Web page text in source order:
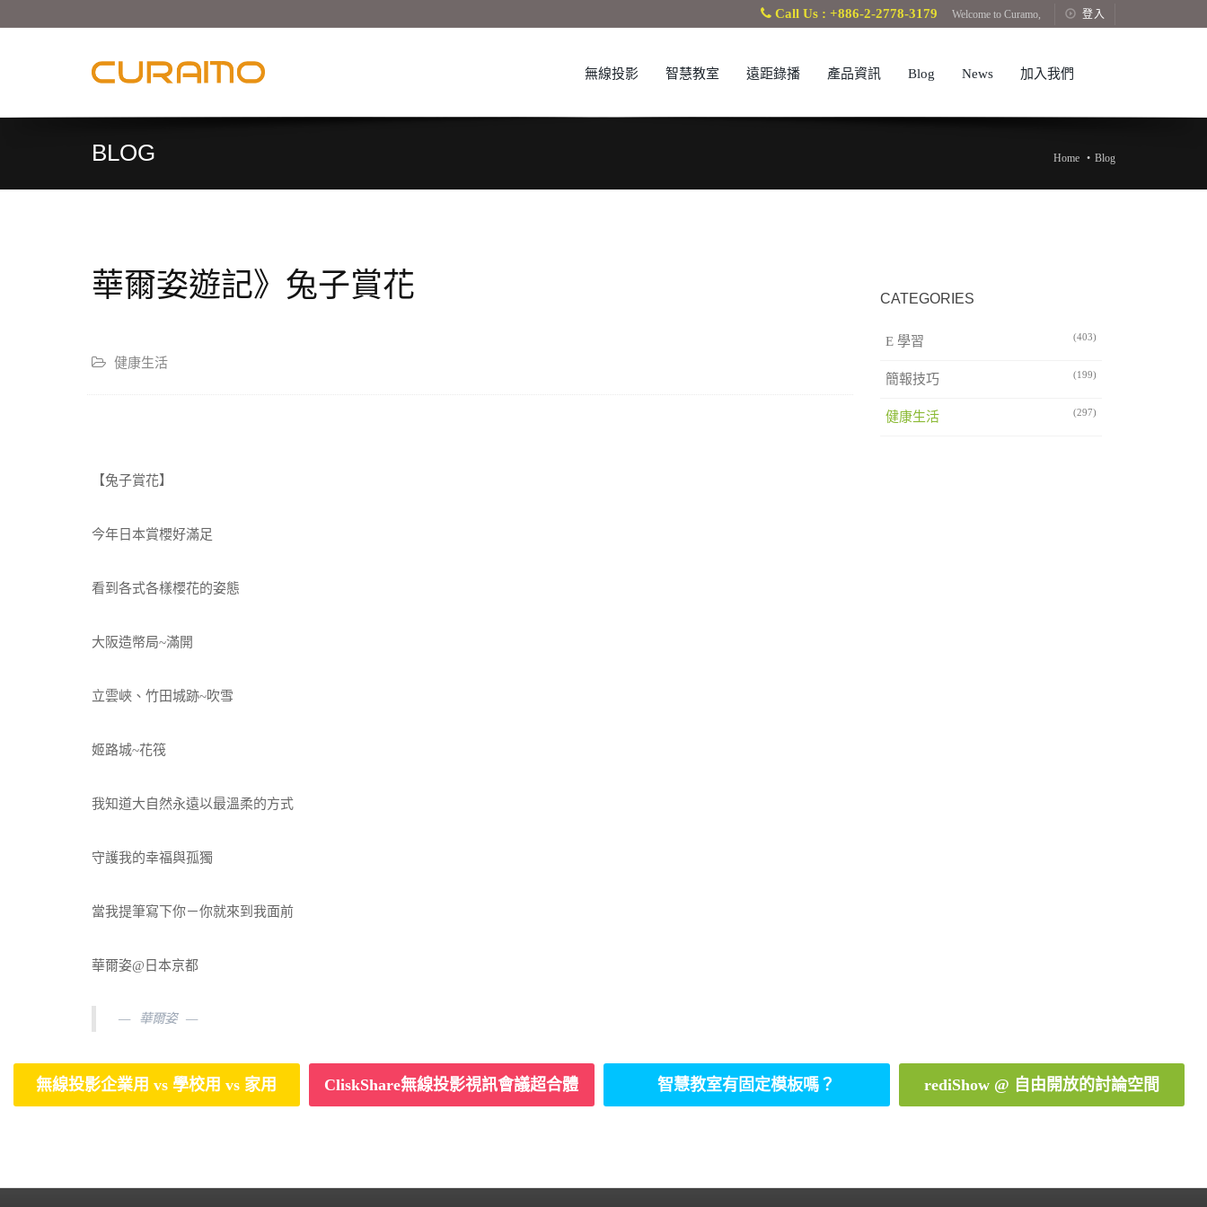
Call Us : +886-2-2778-3179 Welcome to Curamo, 登入
無線投影 智慧教室 遠距錄播 產品資訊 Blog News 加入我們
BLOG Home Blog
華爾姿遊記》兔子賞花
健康生活
【兔子賞花】
今年日本賞櫻好滿足
看到各式各樣櫻花的姿態
大阪造幣局~滿開
立雲峽、竹田城跡~吹雪
姬路城~花筏
我知道大自然永遠以最溫柔的方式
守護我的幸福與孤獨
當我提筆寫下你－你就來到我面前
華爾姿@日本京都
華爾姿
CATEGORIES
(403)
E 學習
(199)
簡報技巧
(297)
健康生活
無線投影企業用 vs 學校用 vs 家用 CliskShare無線投影視訊會議超合體 智慧教室有固定模板嗎？ rediShow @ 自由開放的討論空間